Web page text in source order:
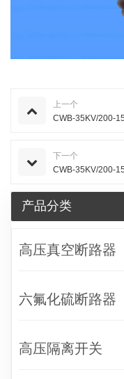
上一个
CWB-35KV/200-
下一个
CWB-35KV/200-
产品分类
高压真空断路器
六氟化硫断路器
高压隔离开关